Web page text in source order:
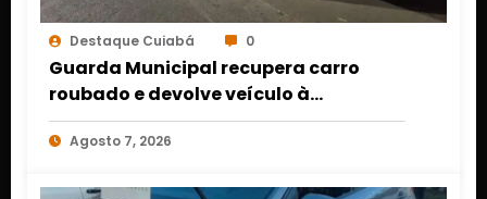
Destaque Cuiabá 0
Guarda Municipal recupera carro
roubado e devolve veículo à
proprietária em Várzea Grande
Agosto 7, 2026